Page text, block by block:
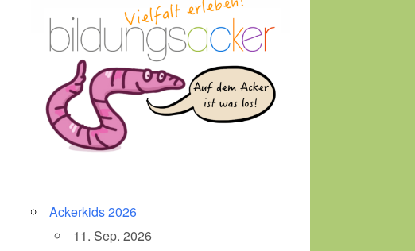
Ackerkids 2026
11. Sep. 2026